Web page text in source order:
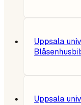
Uppsala
Uppsala